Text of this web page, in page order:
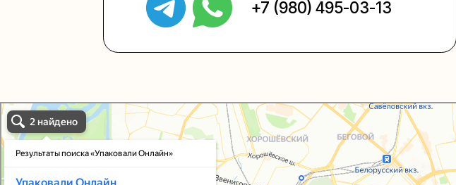
Упаковали Онлайн в Москве
Москва